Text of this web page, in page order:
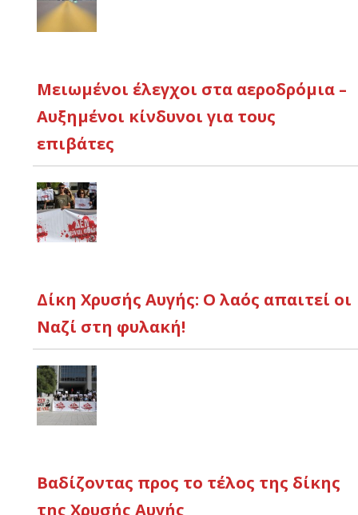
Μειωμένοι έλεγχοι στα αεροδρόμια –
Αυξημένοι κίνδυνοι για τους
επιβάτες
Δίκη Χρυσής Αυγής: Ο λαός απαιτεί οι
Ναζί στη φυλακή!
Βαδίζοντας προς το τέλος της δίκης
της Χρυσής Αυγής